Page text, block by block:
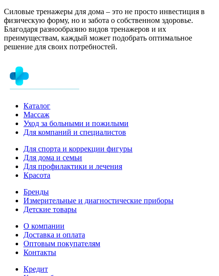
Силовые тренажеры для дома – это не просто инвестиция в
физическую форму, но и забота о собственном здоровье.
Благодаря разнообразию видов тренажеров и их
преимуществам, каждый может подобрать оптимальное
решение для своих потребностей.
Каталог
Массаж
Уход за больными и пожилыми
Для компаний и специалистов
Для спорта и коррекции фигуры
Для дома и семьи
Для профилактики и лечения
Красота
Бренды
Измерительные и диагностические приборы
Детские товары
О компании
Доставка и оплата
Оптовым покупателям
Контакты
Кредит